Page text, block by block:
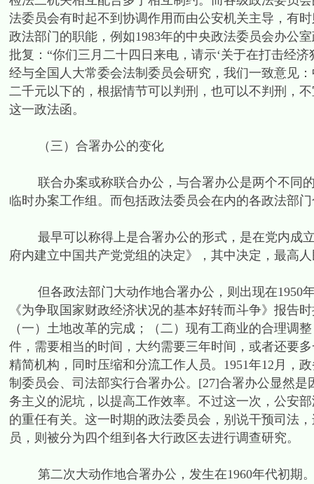
法委员会有时起不到协调作用而由公安机关主导，有
政法部门的职能，例如1983年的中央政法委员会办公
批复：“你们三月二十四日来电，请示‘关于在打击经
经与全国人大常委会法制委员会研究，我们一致意见
二千元以下的，根据情节可以判刑，也可以不判刑，
这一政法函。
（三）合署办公的变化
联合办案或称联合办公，与合署办公是两个不同的
临时办案工作组。而包括政法委员会在内的各政法部
最早可以称得上是合署办公的形式，是在党内成立
府内建立中国共产党党组的决定》，其中决定，最高
但各政法部门大动作地合署办公，则出现在1950年
《为争取国家财政经济状况的基本好转而斗争》报告
（一）土地改革的完成；（二）现有工商业的合理调
件，需要相当的时间，大约需要三年时间，或者还要
精简机构，同时压缩和分流工作人员。1951年12月，
制委员会、司法部实行合署办公。[27]合署办公显然
务主义的泥坑，以提高工作效率。不过这一次，公安
的重任有关。这一时期的政法委员会，别说干预司法
员，则被分为四个组到各大行政区去进行调查研究。
第二次大动作地合署办公，发生在1960年代初期。